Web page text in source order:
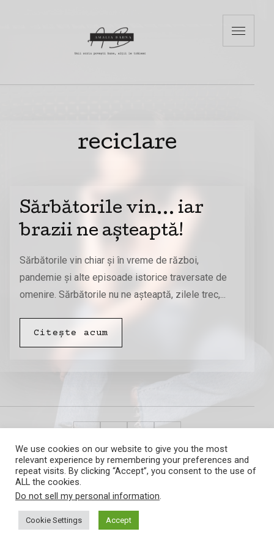
reciclare
Sărbătorile vin… iar
brazii ne așteaptă!
Sărbătorile vin chiar și în vreme de război,
pandemie și alte episoade istorice traversate de
omenire. Sărbătorile nu ne așteaptă, zilele trec,...
Citește acum
Amalia Barna
We use cookies on our website to give you the most
relevant experience by remembering your preferences and
repeat visits. By clicking “Accept”, you consent to the use of
ALL the cookies.
Do not sell my personal information.
Cookie Settings Accept